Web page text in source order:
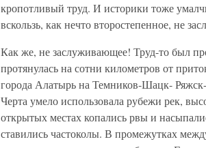
кропотливый труд. И историки тоже
вскользь, как нечто второстепенное, не
Как же, не заслуживающее! Труд-то был
протянулась на сотни километров от
города Алатырь на Темников-Шацк-
Черта умело использовала рубежи рек,
открытых местах копались рвы и
ставились частоколы. В промежутках